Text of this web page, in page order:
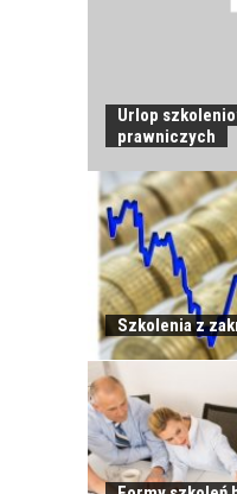
Urlop
prawniczych
Szkolenia z